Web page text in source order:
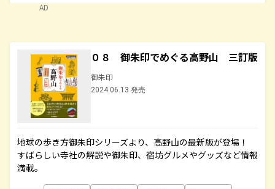
AD
０８ 御朱印でめぐる高野山 三訂版
御朱印
2024.06.13 発売
地球の歩き方御朱印シリーズより、高野山の最新版が登場！
すばらしい寺社の解説や御朱印、宿坊グルメやグッズなど情報
満載。